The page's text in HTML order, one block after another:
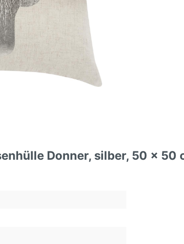
Donner, silber, 50 x 50